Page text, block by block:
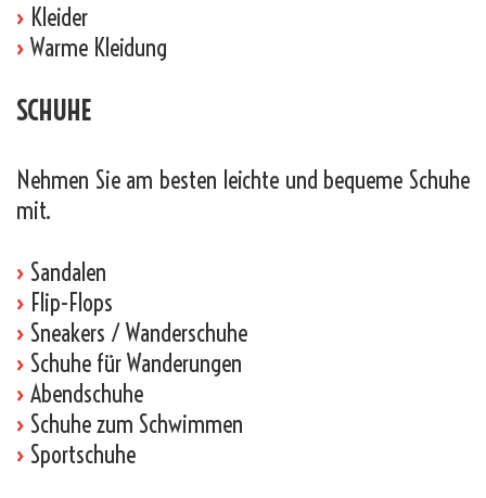
› Kleider
› Warme Kleidung
SCHUHE
Nehmen Sie am besten leichte und bequeme Schuhe
mit.
› Sandalen
› Flip-Flops
› Sneakers / Wanderschuhe
› Schuhe für Wanderungen
› Abendschuhe
› Schuhe zum Schwimmen
› Sportschuhe